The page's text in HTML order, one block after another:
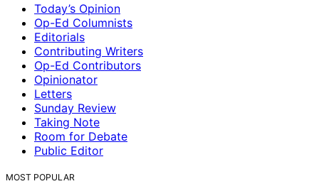
Today’s Opinion
Op-Ed Columnists
Editorials
Contributing Writers
Op-Ed Contributors
Opinionator
Letters
Sunday Review
Taking Note
Room for Debate
Public Editor
MOST POPULAR